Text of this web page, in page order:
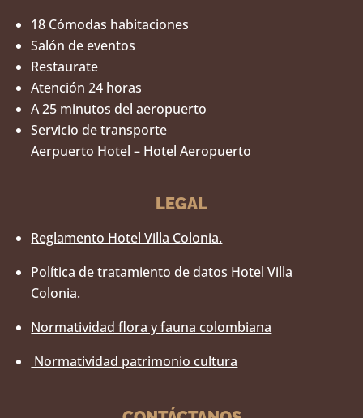
18 Cómodas habitaciones
Salón de eventos
Restaurate
Atención 24 horas
A 25 minutos del aeropuerto
Servicio de transporte
Aerpuerto Hotel – Hotel Aeropuerto
LEGAL
Reglamento Hotel Villa Colonia.
Política de tratamiento de datos Hotel Villa
Colonia.
Normatividad flora y fauna colombiana
Normatividad patrimonio cultura